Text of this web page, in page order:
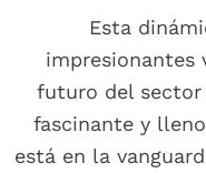
Esta
impresionantes
futuro del sector
fascinante y
está en la